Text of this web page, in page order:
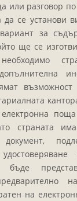
на документи
или разговор
да се установи
за
ще се
страната
на